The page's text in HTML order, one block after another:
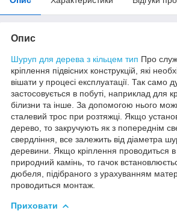
Опис
Шуруп для дерева з кільцем тип Про
кріплення підвісних конструкцій, які
вішати у процесі експлуатації. Так само
застосовується в побуті, наприклад для
білизни та інше. За допомогою нього
сталевий трос при розтяжці. Якщо
дерево, то закручують як з попереднім
свердління, все залежить від діаметра
деревини. Якщо кріплення проводиться
природний камінь, то гачок
дюбеля, підібраного з урахуванням
проводиться монтаж.
Приховати